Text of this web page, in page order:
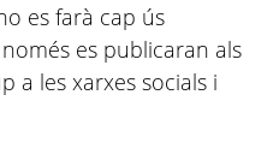
es farà cap ús
es publicaran als
a les xarxes socials i